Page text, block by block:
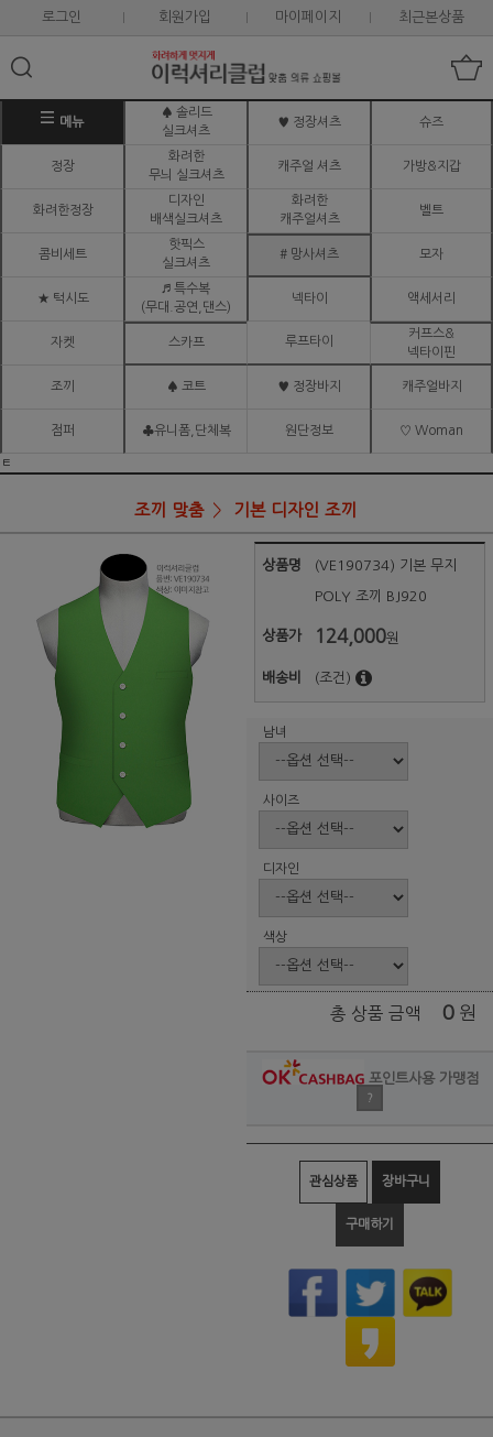
로그인 회원가입 마이페이지 최근본상품
메뉴
♠ 솔리드
실크셔츠
♥ 정장셔츠 슈즈
정장
화려한
무늬 실크셔츠
캐주얼 셔츠 가방&지갑
화려한정장
디자인
배색실크셔츠
화려한
캐주얼셔츠
벨트
콤비세트
핫픽스
실크셔츠
# 망사셔츠 모자
★ 턱시도
♬ 특수복
(무대.공연,댄스)
넥타이 액세서리
자켓 스카프 루프타이
커프스&
넥타이핀
조끼 ♠ 코트 ♥ 정장바지 캐주얼바지
점퍼 ♣유니폼,단체복 원단정보 ♡ Woman
ㅌ
조끼 맞춤 기본 디자인 조끼
상품명 (VE190734) 기본 무지
POLY 조끼 BJ920
상품가 124,000원
배송비 (조건)
남녀
사이즈
디자인
색상
총 상품 금액 0 원
포인트사용 가맹점
?
관심상품 장바구니
구매하기